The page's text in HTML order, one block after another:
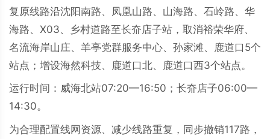
复原线路沿沈阳南路、凤凰山路、山海路、石岭路、华
海路、X03、乡村道路至长夼店子站，取消裕荣华府、
名流海岸山庄、羊亭党群服务中心、孙家滩、鹿道口5个
站点；增设海然科技、鹿道口北、鹿道口西3个站点。
运行时间：威海北站07:20—16:50；长夼店子06:00—
14:30。
为合理配置线网资源、减少线路重复，同步撤销117路，